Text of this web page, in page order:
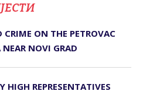
ON THE PETROVAC
NOVI GRAD
REPRESENTATIVES